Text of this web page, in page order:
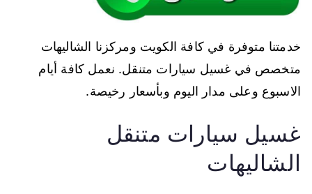
خدمتنا متوفرة في كافة الكويت ومركزنا الشاليهات
متخصص في غسيل سيارات متنقل. نعمل كافة أيام
الاسبوع وعلى مدار اليوم وبأسعار رخيصة.
غسيل سيارات متنقل
الشاليهات